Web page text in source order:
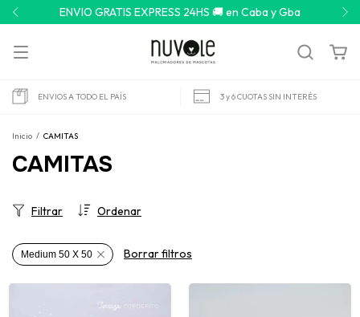
Envíos a todo el país 🇦🇷 por Correo Argentino o Andreani
ENVIOS A TODO EL PAÍS 3 y 6 CUOTAS SIN INTERÉS
Inicio / CAMITAS
CAMITAS
Ordenar
Filtrar
Medium 50 X 50 Borrar filtros